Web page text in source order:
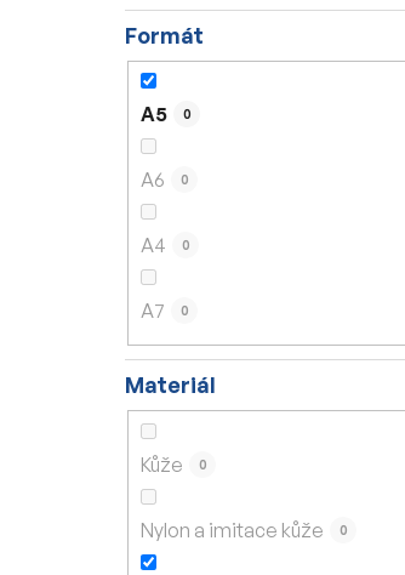
Formát
A5 0
A6 0
A4 0
A7 0
Materiál
Kůže 0
Nylon a imitace kůže 0